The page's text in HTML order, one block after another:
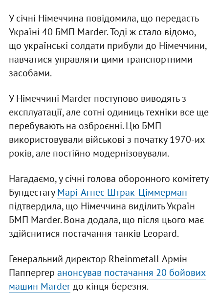
У січні Німеччина повідомила, що передасть
Україні 40 БМП Marder. Тоді ж стало відомо,
що українські солдати прибули до Німеччини,
навчатися управляти цими транспортними
засобами.
У Німеччині Marder поступово виводять з
експлуатації, але сотні одиниць техніки все ще
перебувають на озброєнні. Цю БМП
використовували військові з початку 1970-их
років, але постійно модернізовували.
Нагадаємо, у січні голова оборонного комітету
БундестагуМарі-Агнес Штрак-Ціммерман
підтвердила, що Німеччина виділить Україн
БМП Marder. Вона додала, що після цього має
здійснитися постачання танків Leopard.
Генеральний директор Rheinmetall Армін
Паппергер анонсував постачання 20 бойових
машин Marderдо кінця березня.